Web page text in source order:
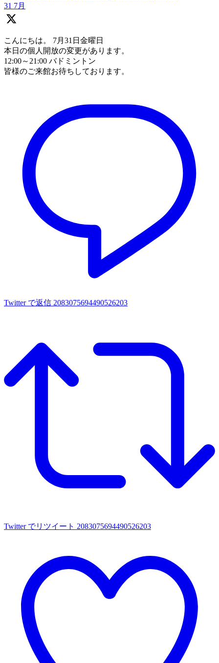
31 7月
こんにちは。 7月31日金曜日
本日の個人開放の変更があります。
12:00～21:00 バドミントン
皆様のご来館お待ちしております。
Twitter で返信 2083075694490526203
Twitter でリツイート 2083075694490526203